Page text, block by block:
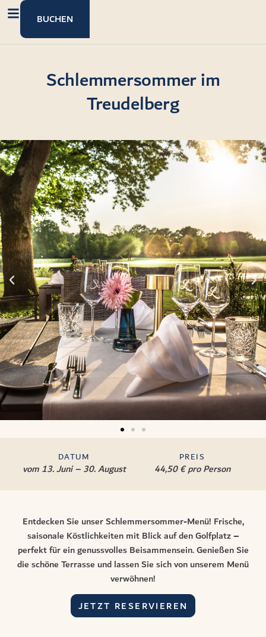
springenBUCHEN
Schlemmersommer im
Treudelberg
DATUM
vom 13. Juni – 30. August
PREIS
44,50 € pro Person
Entdecken Sie unser Schlemmersommer-Menü! Frische,
saisonale Köstlichkeiten mit Blick auf den Golfplatz –
perfekt für ein genussvolles Beisammensein. Genießen Sie
die schöne Terrasse und lassen Sie sich von unserem Menü
verwöhnen!
JETZT RESERVIEREN